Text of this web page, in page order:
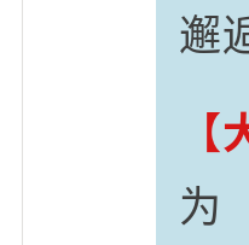
邂
为